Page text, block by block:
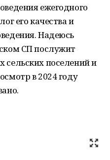
ежегодного
его качества и
Надеюсь
СП послужит
поселений и
в 2024 году